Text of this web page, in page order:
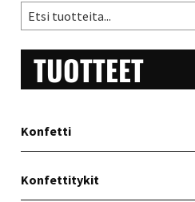
ENSISIJAINEN
SIVUPALKKI
Etsi
TUOTTEET
Konfetti
Konfettitykit